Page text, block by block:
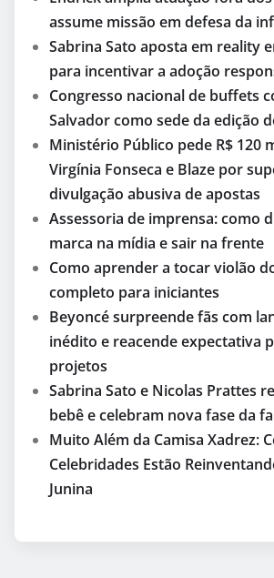
assume missão em defesa da
Sabrina Sato aposta em reality
para incentivar a adoção
Congresso nacional de buffets
Salvador como sede da edição
Ministério Público pede R$ 120
Virgínia Fonseca e Blaze por
divulgação abusiva de apostas
Assessoria de imprensa: como
marca na mídia e sair na frente
Como aprender a tocar violão
completo para iniciantes
Beyoncé surpreende fãs com
inédito e reacende expectativa
projetos
Sabrina Sato e Nicolas Prattes
bebê e celebram nova fase da
Muito Além da Camisa Xadrez:
Celebridades Estão
Junina